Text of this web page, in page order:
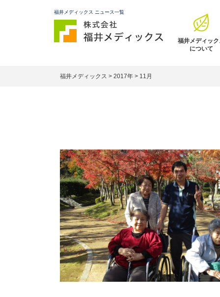
福井メディックス ニュース一覧
福井メディック
について
福井メディックス > 2017年 > 11月